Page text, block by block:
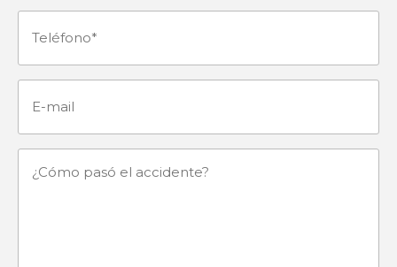
Teléfono (Obligatorio)
¿Cómo